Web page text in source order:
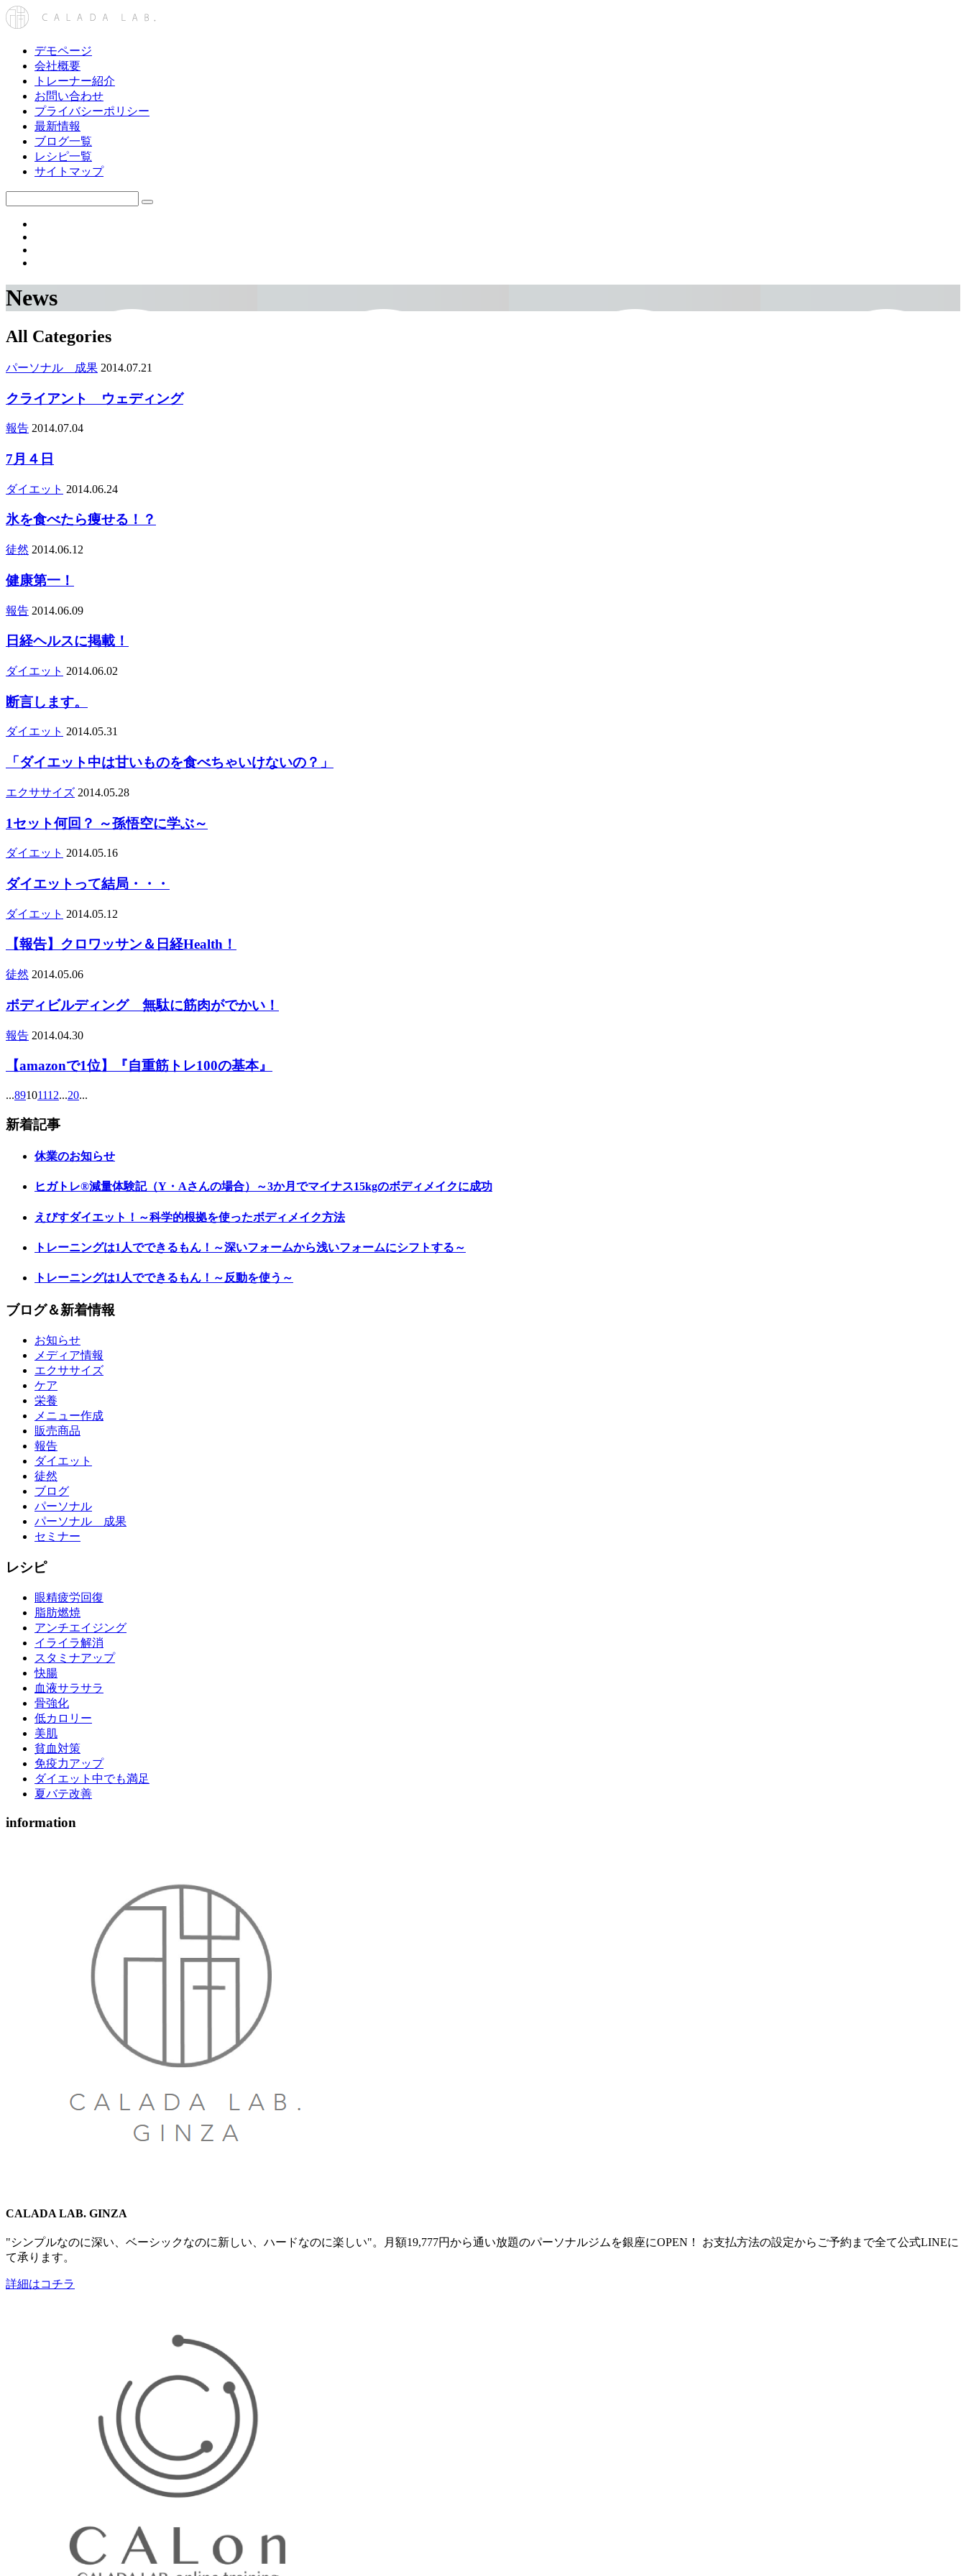
デモページ
会社概要
トレーナー紹介
お問い合わせ
プライバシーポリシー
最新情報
ブログ一覧
レシピ一覧
サイトマップ
News
All Categories
パーソナル 成果 2014.07.21
クライアント ウェディング
報告 2014.07.04
7月４日
ダイエット 2014.06.24
氷を食べたら痩せる！？
徒然 2014.06.12
健康第一！
報告 2014.06.09
日経ヘルスに掲載！
ダイエット 2014.06.02
断言します。
ダイエット 2014.05.31
「ダイエット中は甘いものを食べちゃいけないの？」
エクササイズ 2014.05.28
1セット何回？ ～孫悟空に学ぶ～
ダイエット 2014.05.16
ダイエットって結局・・・
ダイエット 2014.05.12
【報告】クロワッサン＆日経Health！
徒然 2014.05.06
ボディビルディング 無駄に筋肉がでかい！
報告 2014.04.30
【amazonで1位】『自重筋トレ100の基本』
...89101112...20...
新着記事
休業のお知らせ
ヒガトレ®減量体験記（Y・Aさんの場合）～3か月でマイナス15kgのボディメイクに成功
えびすダイエット！～科学的根拠を使ったボディメイク方法
トレーニングは1人でできるもん！～深いフォームから浅いフォームにシフトする～
トレーニングは1人でできるもん！～反動を使う～
ブログ＆新着情報
お知らせ
メディア情報
エクササイズ
ケア
栄養
メニュー作成
販売商品
報告
ダイエット
徒然
ブログ
パーソナル
パーソナル 成果
セミナー
レシピ
眼精疲労回復
脂肪燃焼
アンチエイジング
イライラ解消
スタミナアップ
快腸
血液サラサラ
骨強化
低カロリー
美肌
貧血対策
免疫力アップ
ダイエット中でも満足
夏バテ改善
information
CALADA LAB. GINZA
"シンプルなのに深い、ベーシックなのに新しい、​ハードなのに楽しい"。月額19,777円から通い放題のパーソナルジムを銀座にOPEN！ お支払方法の設定からご予約まで全て​公式LINEに
て承ります。
詳細はコチラ